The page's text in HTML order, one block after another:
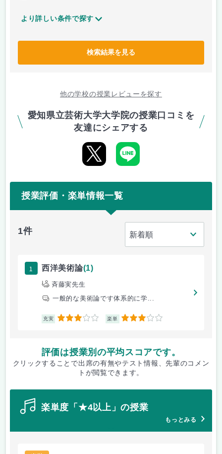
より詳しい条件で探す
検索結果を見る
他の学校の授業レビューを探す
愛知県立芸術大学大学院の授業口コミを
友達にシェアする
授業評価・楽単情報一覧
1件
1 西洋美術論(1)
斉藤実先生
一般的な美術論です体系的に学...
充実 3 楽単 3
評価は授業別の平均スコアです。
クリックすることで出席の有無やテスト情報、先輩のコメン
トが閲覧できます。
楽単度「★4以上」の授業
もっとみる